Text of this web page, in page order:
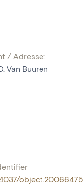
/ Adresse:
Van Buuren
object.20066475